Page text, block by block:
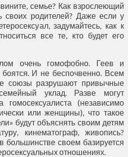
семье? Как взрослеющий
своих родителей? Даже если у
задумайтесь, как к
все те, кто будет его
очень гомофобно. Геев и
И не беспочвенно. Всем
союзы разрушают привычные
уклад. Разве могут
гомосексуалиста (независимо
или женщины), что такое
будут объяснять своим детям
кинематограф, живопись?
большинстве своем базируется
отношениях.